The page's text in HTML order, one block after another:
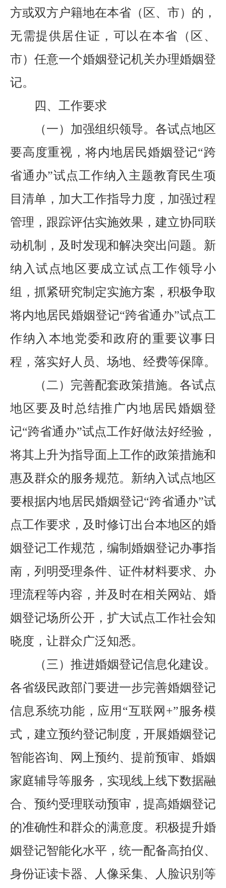
方或双方户籍地在本省（区、市）的，
无需提供居住证，可以在本省（区、
市）任意一个婚姻登记机关办理婚姻登
记。
四 、 工作要求
（一）加强组织领导。 各试点地区
要高度重视， 将内地居民婚姻登记“跨
省通办”试点工作纳入主题教育民生项
目清单，加大工作指导力度，加强过程
管理，跟踪评估实施效果，建立协同联
动机制，及时发现和解决突出问题。新
纳入试点地区要成立试点工作领导小
组，抓紧研究制定实施方案，积极争取
将内地居民婚姻登记“跨省通办”试点工
作纳入 本地党委和政府的重要议事日
程，落实好人员、场地、经费等保障。
（二）完善配套政策措施。 各试点
地区要及时总结推广内地居民婚姻登
记“跨省通办”试点工作好做法好经验，
将其上升为指导面上工作的政策措施和
惠及群众的服务规范。新纳入试点地区
要根据内地居民婚姻登记“跨省通办”试
点工作要求，及时修订出台本地区的婚
姻登记工作规范，编制婚姻登记办事指
南，列明受理条件、证件材料要求、办
理流程等内容，并及时在相关网站、婚
姻登记场所公开，扩大试点工作社会知
晓度，让群众广泛知悉。
（三）推进婚姻登记信息化建设。
各省级民政部门要进一步完善婚姻登记
信息系统功能，应用 “互联网+”服务模
式，建立预约登记制度，开展婚姻登记
智能咨询、网上预约、提前预审、婚姻
家庭辅导等服务，实现线上线下数据融
合、预约受理联动预审，提高婚姻登记
的准确性和群众的满意度。积极提升婚
姻登记智能化水平，统一配备高拍仪、
身份证读卡器、人像采集、人脸识别等